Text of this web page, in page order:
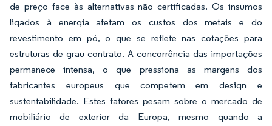
de preço face às alternativas não certificadas. Os insumos
ligados à energia afetam os custos dos metais e do
revestimento em pó, o que se reflete nas cotações para
estruturas de grau contrato. A concorrência das importações
permanece intensa, o que pressiona as margens dos
fabricantes europeus que competem em design e
sustentabilidade. Estes fatores pesam sobre o mercado de
mobiliário de exterior da Europa, mesmo quando a